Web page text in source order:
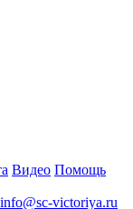
Видео Помощь
info@sc-victoriya.ru